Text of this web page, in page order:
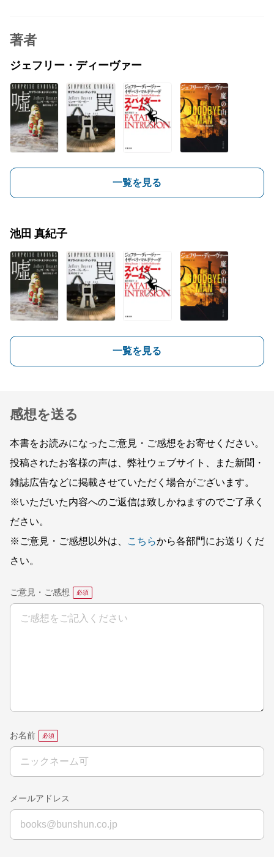
著者
ジェフリー・ディーヴァー
一覧を見る
池田 真紀子
一覧を見る
感想を送る
本書をお読みになったご意見・ご感想をお寄せください。
投稿されたお客様の声は、弊社ウェブサイト、また新聞・
雑誌広告などに掲載させていただく場合がございます。
※いただいた内容へのご返信は致しかねますのでご了承く
ださい。
※ご意見・ご感想以外は、
こちらから各部門にお送りくだ
さい。
ご意見・ご感想
お名前
メールアドレス